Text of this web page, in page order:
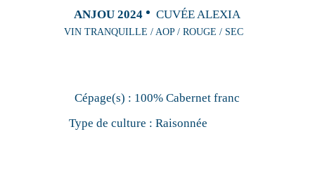
ANJOU 2024 CUVÉE ALEXIA
VIN TRANQUILLE / AOP / ROUGE / SEC
Cépage(s) : 100% Cabernet franc
Type de culture : Raisonnée